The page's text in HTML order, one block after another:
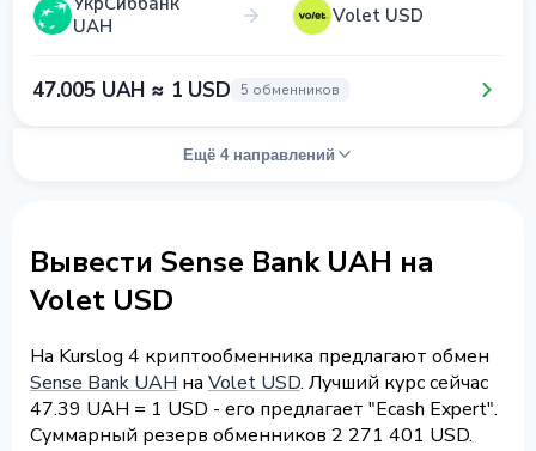
UAH
Volet USD
47.005 UAH ≈ 1 USD 5 обменников
Ещё 4 направлений
Вывести Sense Bank UAH на
Volet USD
На Kurslog 4 криптообменника предлагают обмен
Sense Bank UAH на Volet USD. Лучший курс сейчас
47.39 UAH = 1 USD - его предлагает "Ecash Expert".
Суммарный резерв обменников 2 271 401 USD.